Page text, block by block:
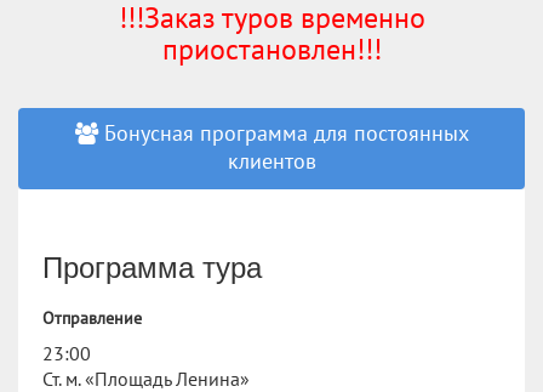
!!!Заказ туров временно
приостановлен!!!
Бонусная программа для постоянных
клиентов
Программа тура
Отправление
23:00
Ст. м. «Площадь Ленина»